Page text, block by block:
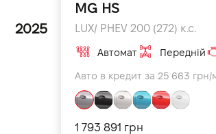
2025
MG HS
LUX/ PHEV 200 (272) к.с.
Автомат Передній
Авто в кредит за 25 663 грн/
1 793 891 грн